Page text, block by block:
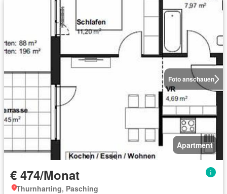
Foto anschauen
Apartment
€ 474/Monat
Thurnharting, Pasching